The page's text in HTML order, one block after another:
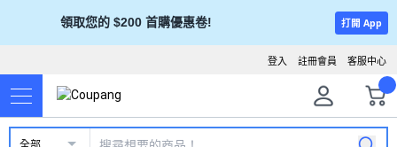
領取您的 $200 首購優惠卷! 打開 App
客服中心
註冊會員
登入